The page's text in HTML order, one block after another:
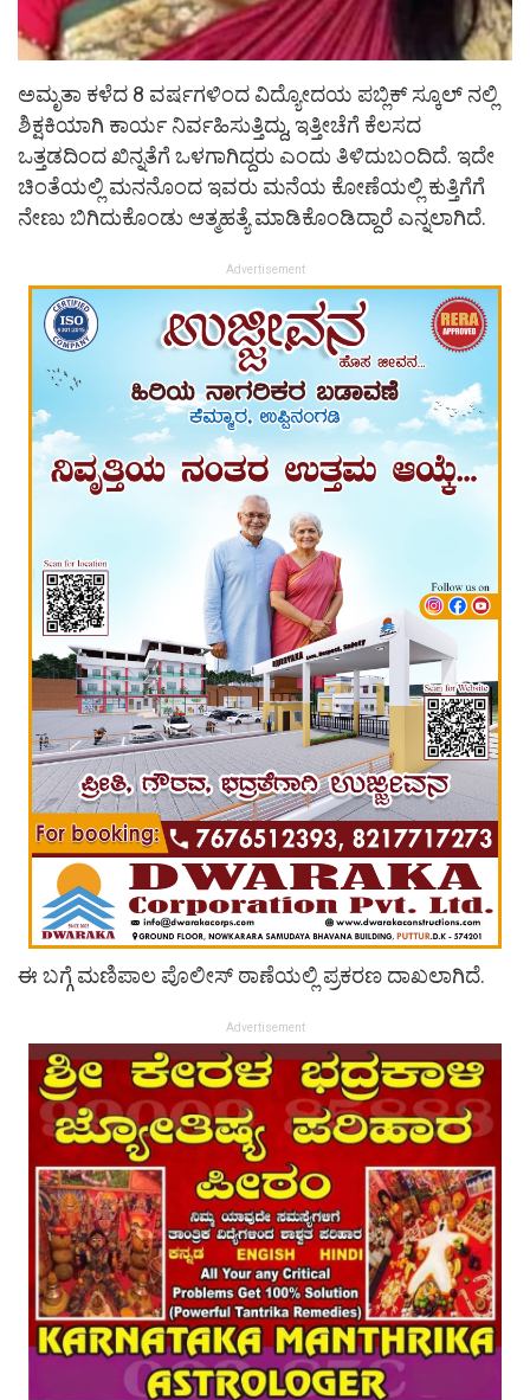
ಅಮೃತಾ ಕಳೆದ 8 ವರ್ಷಗಳಿಂದ ವಿದ್ಯೋದಯ ಪಬ್ಲಿಕ್‌ ಸ್ಕೂಲ್ ನಲ್ಲಿ
ಶಿಕ್ಷಕಿಯಾಗಿ ಕಾರ್ಯ ನಿರ್ವಹಿಸುತ್ತಿದ್ದು, ಇತ್ತೀಚೆಗೆ ಕೆಲಸದ
ಒತ್ತಡದಿಂದ ಖಿನ್ನತೆಗೆ ಒಳಗಾಗಿದ್ದರು ಎಂದು ತಿಳಿದುಬಂದಿದೆ. ಇದೇ
ಚಿಂತೆಯಲ್ಲಿ ಮನನೊಂದ ಇವರು ಮನೆಯ ಕೋಣೆಯಲ್ಲಿ ಕುತ್ತಿಗೆಗೆ
ನೇಣು ಬಿಗಿದುಕೊಂಡು ಆತ್ಮಹತ್ಯೆ ಮಾಡಿಕೊಂಡಿದ್ದಾರೆ ಎನ್ನಲಾಗಿದೆ.
Advertisement
ಈ ಬಗ್ಗೆ ಮಣಿಪಾಲ ಪೊಲೀಸ್ ಠಾಣೆಯಲ್ಲಿ ಪ್ರಕರಣ ದಾಖಲಾಗಿದೆ.
Advertisement